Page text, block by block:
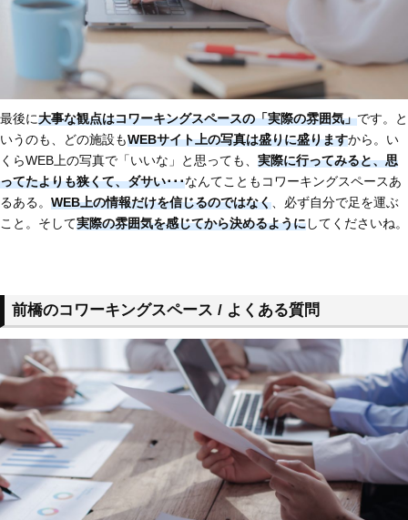
最後に大事な観点はコワーキングスペースの「実際の雰囲気」です。と
いうのも、どの施設もWEBサイト上の写真は盛りに盛りますから。い
くらWEB上の写真で「いいな」と思っても、 実際に行ってみると、思
ってたよりも狭くて、ダサい･･･なんてこともコワーキングスペースあ
るある。 WEB上の情報だけを信じるのではなく 、必ず自分で足を運ぶ
こと。そして実際の雰囲気を感じてから決めるようにしてくださいね。
前橋のコワーキングスペース / よくある質問